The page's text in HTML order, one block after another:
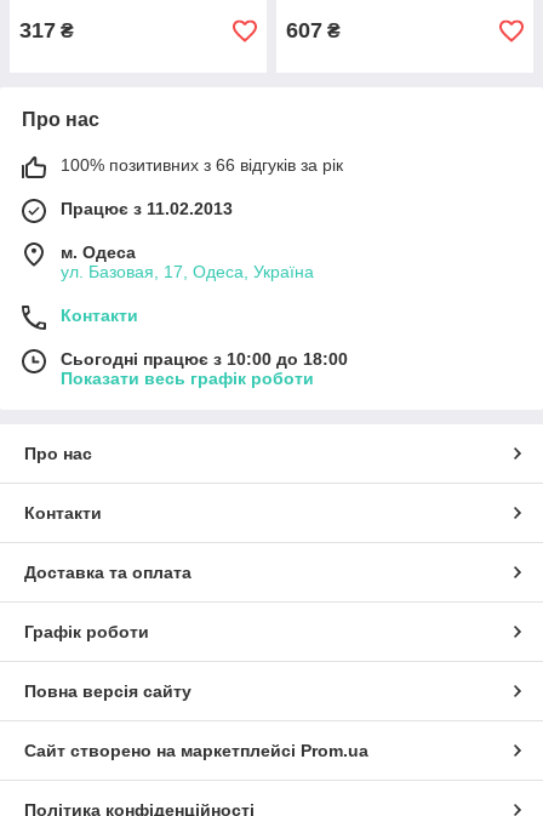
317 ₴ 607 ₴
Про нас
100% позитивних з 66 відгуків за рік
Працює з 11.02.2013
м. Одеса
ул. Базовая, 17, Одеса, Україна
Контакти
Сьогодні працює з 10:00 до 18:00
Показати весь графік роботи
Про нас
Контакти
Доставка та оплата
Графік роботи
Повна версія сайту
Сайт створено на маркетплейсі Prom.ua
Політика конфіденційності